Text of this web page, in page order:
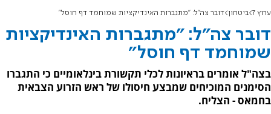
ערוץ 7 ביטחון דובר צה"ל: "מתגברות האינדיקציות שמוחמד דף חוסל"
דובר צה"ל: "מתגברות האינדיקציות
שמוחמד דף חוסל"
בצה"ל אומרים בראיונות לכלי תקשורת בינלאומיים כי התגברו
הסימנים המוכיחים שמבצע חיסולו של ראש הזרוע הצבאית
בחמאס - הצליח.